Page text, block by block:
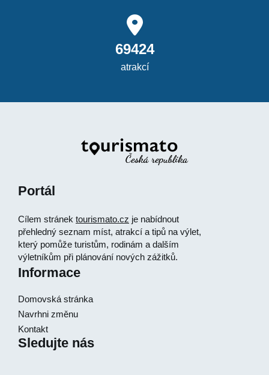
69424
atrakcí
Portál
Cílem stránek tourismato.cz je nabídnout
přehledný seznam míst, atrakcí a tipů na výlet,
který pomůže turistům, rodinám a dalším
výletníkům při plánování nových zážitků.
Informace
Domovská stránka
Navrhni změnu
Kontakt
Sledujte nás